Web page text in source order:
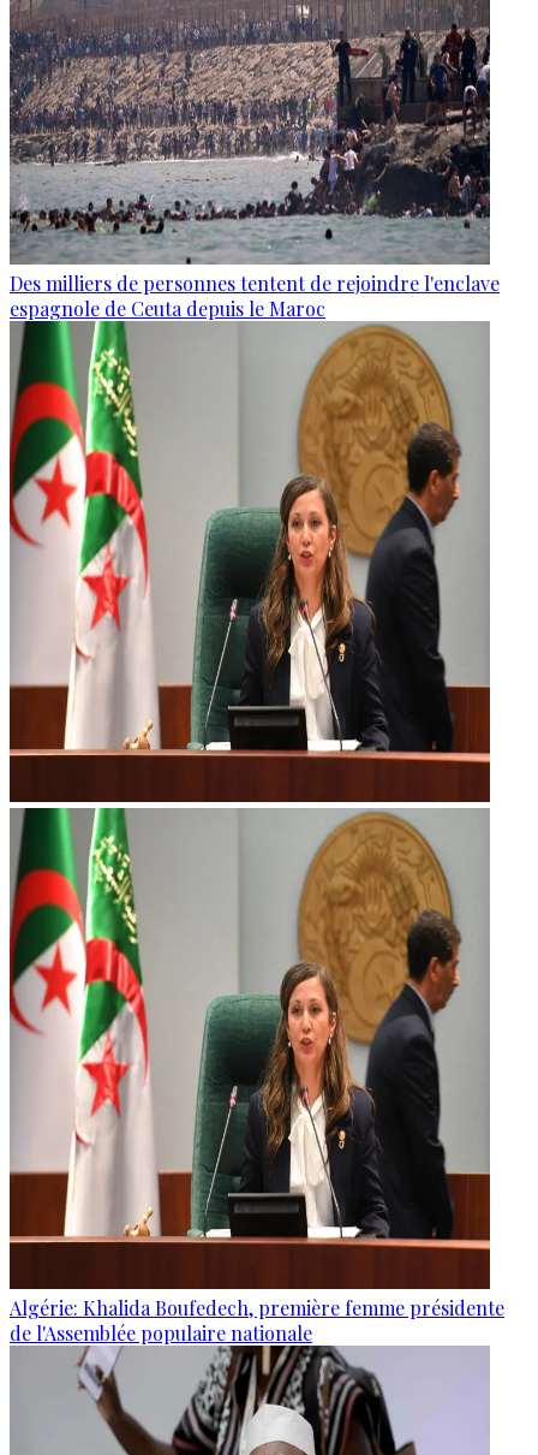
Des milliers de personnes tentent de rejoindre l'enclave
espagnole de Ceuta depuis le Maroc
Algérie: Khalida Boufedech, première femme présidente
de l'Assemblée populaire nationale